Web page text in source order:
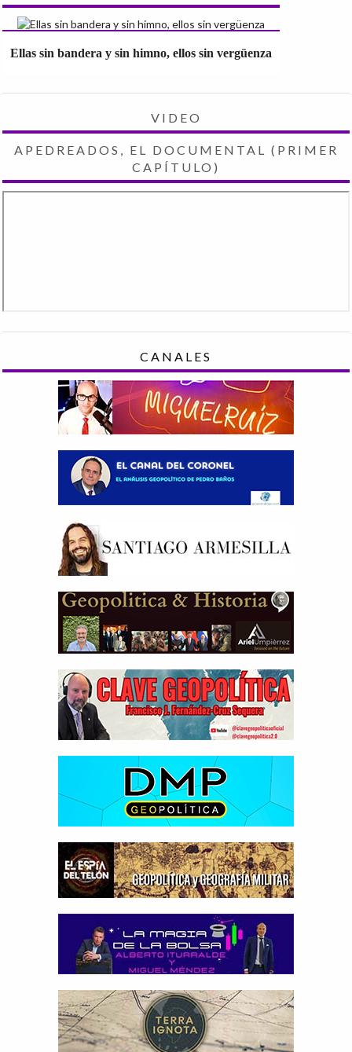
Ellas sin bandera y sin himno, ellos sin vergüenza
VIDEO
APEDREADOS, EL DOCUMENTAL (PRIMER
CAPÍTULO)
CANALES